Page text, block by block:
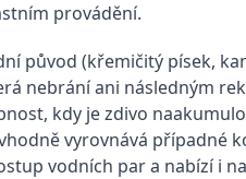
provádění.
původ (křemičitý písek,
nebrání ani následným
kdy je zdivo
vyrovnává případné
vodních par a nabízí i